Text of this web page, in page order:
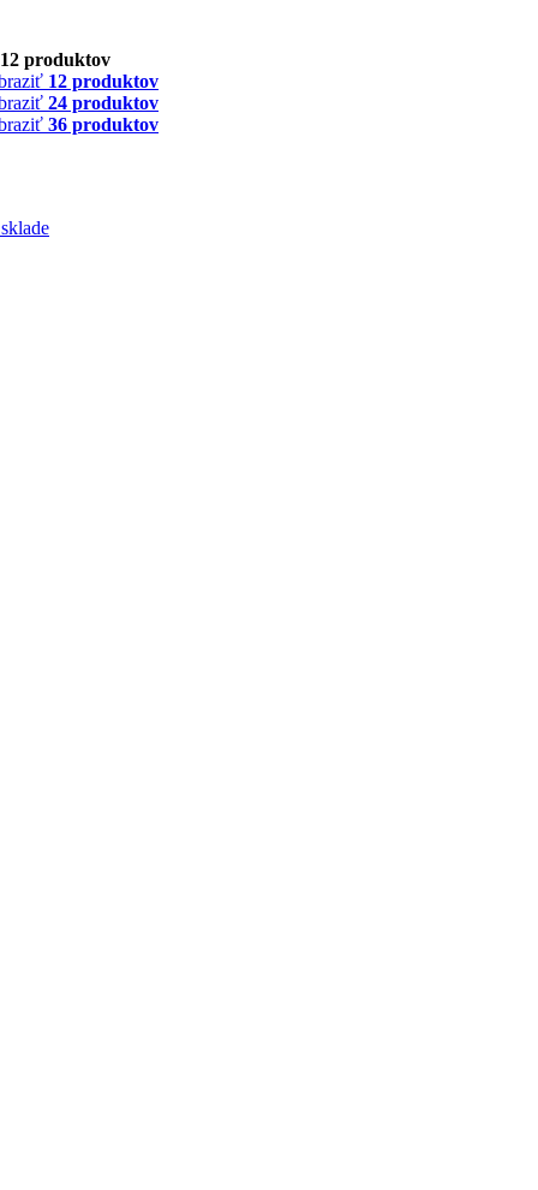
12 produktov
12 produktov
24 produktov
36 produktov